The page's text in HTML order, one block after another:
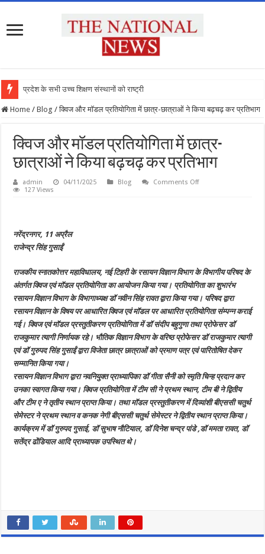
प्रदेश के सभी उच्च शिक्षण संस्थानों को राष्ट्रीय श
Home / Blog / क्विज और मॉडल प्रतियोगिता में छात्र-छात्राओं ने किया बढ़चढ़ कर प्रतिभाग
क्विज और मॉडल प्रतियोगिता में छात्र-
छात्राओं ने किया बढ़चढ़ कर प्रतिभाग
admin 04/11/2025 Blog Comments Offon
कर
प्रतिभाग
127 Views
नरेंद्रनगर, 11 अप्रैल
राजेन्द्र सिंह गुसाईं
राजकीय स्नातकोत्तर महाविधालय, नई टिहरी के रसायन विज्ञान विभाग के विभागीय परिषद के
अंतर्गत क्विज एवं मॉडल प्रतियोगिता का आयोजन किया गया। प्रतियोगिता का शुभारंभ
रसायन विज्ञान विभाग के विभागाध्यक्ष डॉ नवीन सिंह रावत द्वारा किया गया। परिषद द्वारा
रसायन विज्ञान के विषय पर आधारित क्विज एवं मॉडल पर आधारित प्रतियोगिता संम्पन्न कराई
गई। क्विज एवं मॉडल प्रस्तुतीकरण प्रतियोगिता में डॉ संदीप बहुगुणा तथा प्रोफेसर डॉ
राजकुमार त्यागी निर्णायक रहे। भौतिक विज्ञान विभाग के वरिष्ठ प्रोफेसर डॉ राजकुमार त्यागी
एवं डॉ गुरुपद सिंह गुसाईं द्वारा विजेता छात्र छात्राओं को प्रमाण पत्र एवं पारितोषित देकर
सम्मानित किया गया।
रसायन विज्ञान विभाग द्वारा नवनियुक्त प्राध्यापिका डॉ गीता सैनी को स्मृति चिन्ह प्रदान कर
उनका स्वागत किया गया। क्विज प्रतियोगिता में टीम सी ने प्रथम स्थान, टीम बी ने द्वितीय
और टीम ए ने तृतीय स्थान प्राप्त किया। तथा मॉडल प्रस्तुतीकरण में दिव्यांशी बीएससी चतुर्थ
सेमेस्टर ने प्रथम स्थान व कनक नेगी बीएससी चतुर्थ सेमेस्टर ने द्वितीय स्थान प्राप्त किया।
कार्यक्रम में डॉ गुरुपद गुसाई, डॉ सुभाष नौटियाल, डॉ दिनेश चन्द्र पांडे ,डॉ ममता रावत, डॉ
सतेंद्र ढोंडियाल आदि प्राध्यापक उपस्थित थे।